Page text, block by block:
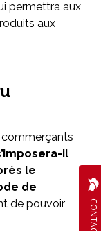
permettra aux
aux
il
le
de
de pouvoir